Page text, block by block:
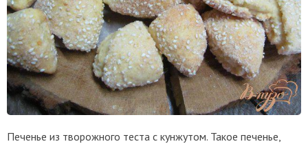
Печенье из творожного теста с кунжутом. Такое печенье,